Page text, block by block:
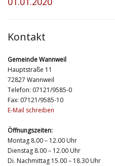
Kontakt
Gemeinde Wannweil
Hauptstraße 11
72827 Wannweil
Telefon: 07121/9585-0
Fax: 07121/9585-10
E-Mail schreiben
Öffnungszeiten:
Montag 8.00 – 12.00 Uhr
Dienstag 8.00 – 12.00 Uhr
Di. Nachmittag 15.00 – 18.30 Uhr